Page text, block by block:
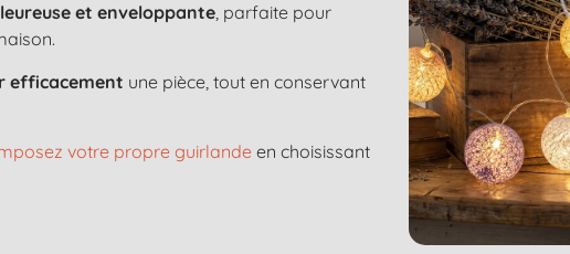
et enveloppante, parfaite pour
efficacement une pièce, tout en conservant
votre propre guirlandeen choisissant